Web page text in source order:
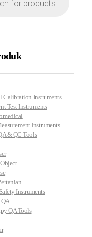
Calibration Instruments
Test Instruments
Instruments
& QC Tools
Object
Instruments
QA Tools